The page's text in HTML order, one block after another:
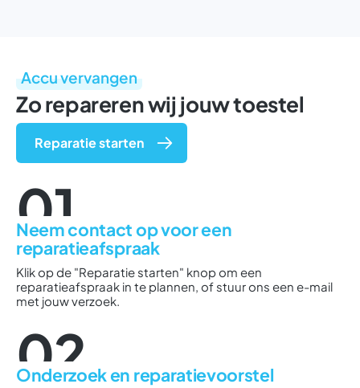
Accu vervangen
Zo repareren wij jouw toestel
Reparatie starten
01
Neem contact op voor een
reparatieafspraak
Klik op de "Reparatie starten" knop om een
reparatieafspraak in te plannen, of stuur ons een e-mail
met jouw verzoek.
02
Onderzoek en reparatievoorstel